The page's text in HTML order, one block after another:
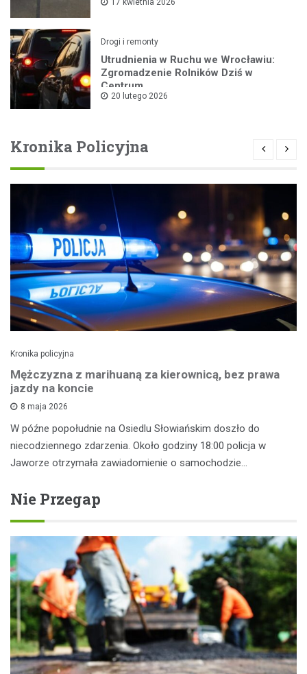
17 kwietnia 2026
Drogi i remonty
Utrudnienia w Ruchu we Wrocławiu:
Zgromadzenie Rolników Dziś w
Centrum
20 lutego 2026
Kronika Policyjna
Kronika policyjna
Mężczyzna z marihuaną za kierownicą, bez prawa
jazdy na koncie
8 maja 2026
W późne popołudnie na Osiedlu Słowiańskim doszło do
niecodziennego zdarzenia. Około godziny 18:00 policja w
Jaworze otrzymała zawiadomienie o samochodzie…
Nie Przegap